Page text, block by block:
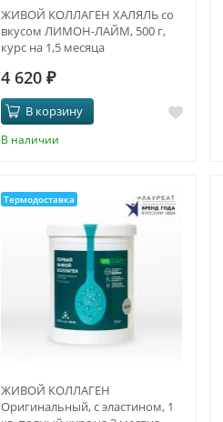
ЖИВОЙ КОЛЛАГЕН ХАЛЯЛЬ со
вкусом ЛИМОН-ЛАЙМ, 500 г,
курс на 1,5 месяца
4 620 ₽
В корзину
В наличии
Термодоставка
ЖИВОЙ КОЛЛАГЕН
Оригинальный, с эластином, 1